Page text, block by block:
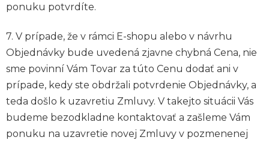
ponuku potvrdíte.
7. V prípade, že v rámci E-shopu alebo v návrhu
Objednávky bude uvedená zjavne chybná Cena, nie
sme povinní Vám Tovar za túto Cenu dodať ani v
prípade, kedy ste obdržali potvrdenie Objednávky, a
teda došlo k uzavretiu Zmluvy. V takejto situácii Vás
budeme bezodkladne kontaktovať a zašleme Vám
ponuku na uzavretie novej Zmluvy v pozmenenej